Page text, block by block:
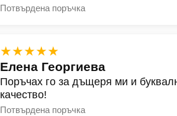
Потвърдена поръчка
★★★★★
Елена Георгиева
Поръчах го за дъщеря ми и
качество!
Потвърдена поръчка